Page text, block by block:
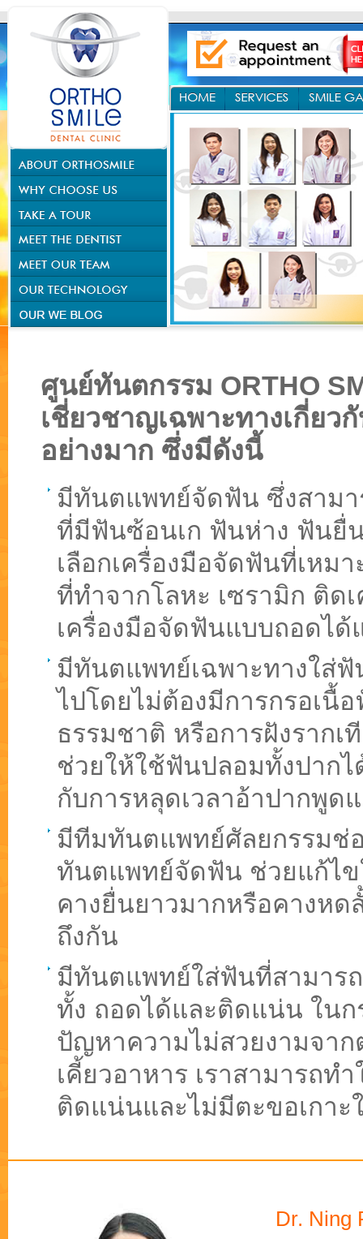
ศูนย์ทันตกรรม ORTHO
เชี่ยวชาญเฉพาะทางเกี่ย
อย่างมาก ซึ่งมีดังนี้
มีทันตแพทย์จัดฟัน ซึ่งสาม
ที่มีฟันซ้อนเก ฟันห่าง ฟันยื่
เลือกเครื่องมือจัดฟันที่เหม
ที่ทำจากโลหะ เซรามิก ติด
เครื่องมือจัดฟันแบบถอดได้
มีทันตแพทย์เฉพาะทางใส่
ไปโดยไม่ต้องมีการกรอเนื้
ธรรมชาติ หรือการฝังราก
ช่วยให้ใช้ฟันปลอมทั้งปาก
กับการหลุดเวลาอ้าปากพูด
มีทีมทันตแพทย์ศัลยกรรมช่
ทันตแพทย์จัดฟัน ช่วยแก้ไ
คางยื่นยาวมากหรือคางห
ถึงกัน
มีทันตแพทย์ใส่ฟันที่สามาร
ทั้ง ถอดได้และติดแน่น ใน
ปัญหาความไม่สวยงามจาก
เคี้ยวอาหาร เราสามารถท
ติดแน่นและไม่มีตะขอเกาะ
Dr. Ning